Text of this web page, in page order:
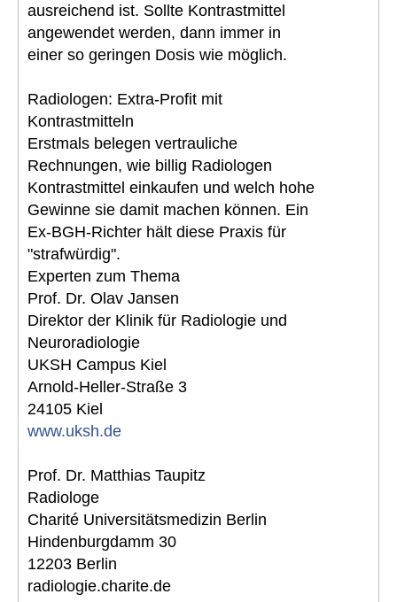
ausreichend ist. Sollte Kontrastmittel
angewendet werden, dann immer in
einer so geringen Dosis wie möglich.
Radiologen: Extra-Profit mit
Kontrastmitteln
Erstmals belegen vertrauliche
Rechnungen, wie billig Radiologen
Kontrastmittel einkaufen und welch hohe
Gewinne sie damit machen können. Ein
Ex-BGH-Richter hält diese Praxis für
"strafwürdig".
Experten zum Thema
Prof. Dr. Olav Jansen
Direktor der Klinik für Radiologie und
Neuroradiologie
UKSH Campus Kiel
Arnold-Heller-Straße 3
24105 Kiel
www.uksh.de
Prof. Dr. Matthias Taupitz
Radiologe
Charité Universitätsmedizin Berlin
Hindenburgdamm 30
12203 Berlin
radiologie.charite.de